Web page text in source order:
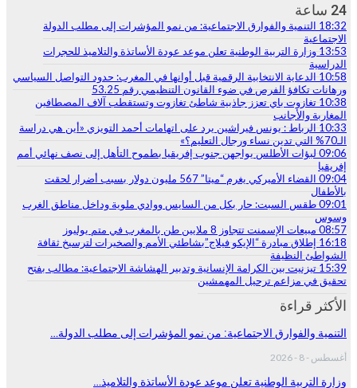
24 ساعة
18:32 التنمية والفوارق الاجتماعية: من نمو المؤشرات إلى مطلب الدولة
الاجتماعية
13:53 وزارة التربية الوطنية تعلن موعد عودة الأساتذة والتلاميذ للحجرات
الدراسية
10:58 الدعاية الانتخابية الرقمية قبل أوانها في المغرب: حدود التواصل السياسي
ورهانات تكافؤ الفرص في ضوء القانون التنظيمي رقم 53.25
10:38 تغازوت باي تعزز جاذبية شاطئ تغازوت وتستقطب آلاف المصطافين
المغاربة والأجانب
10:33 الرباط : يونس فيراشين يرد على اتهامات أحمد التويزي «أين هي دراسة
الـ70% التي تدين نساء ورجال التعليم؟»
09:06 لبؤات الأطلس يواجهن جنوب إفريقيا بطموح التأهل إلى نصف نهائي أمم
إفريقيا
09:04
القضاء الأميركي يغرم “ميتا” 567 مليون دولار بسبب أضرار لحقت
بالأطفال
09:01طقس السبت: حار بكل من السايس ووادي ملوية وداخل مناطق الغرب
وسوس
08:57 مبيعات الإسمنت تتجاوز 8 ملايين طن بالمغرب في متم يوليوز
16:18 إطلاق مبادرة “الإيكو فيلاج”بشاطئي الأمم والصخيرات لترسيخ ثقافة
الشواطئ النظيفة
15:39 تيزنيت بين الكرامة الإنسانية وتدبير الهشاشة الاجتماعية: مطالب بفتح
تحقيق في مزاعم ترحيل المهمشين
الأكثر قراءة
التنمية والفوارق الاجتماعية: من نمو المؤشرات إلى مطلب الدولة…
أغسطس - 8 - 2026
وزارة التربية الوطنية تعلن موعد عودة الأساتذة والتلاميذ…